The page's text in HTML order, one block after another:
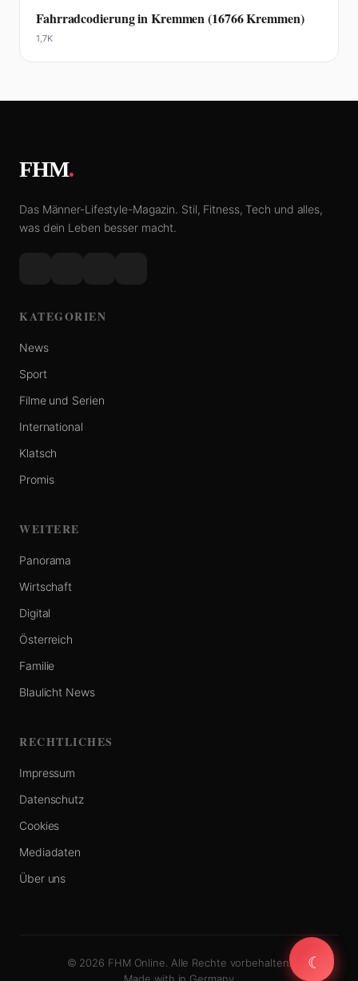
Fahrradcodierung in Kremmen (16766 Kremmen)
1,7K
FHM.
Das Männer-Lifestyle-Magazin. Stil, Fitness, Tech und alles,
was dein Leben besser macht.
KATEGORIEN
News
Sport
Filme und Serien
International
Klatsch
Promis
WEITERE
Panorama
Wirtschaft
Digital
Österreich
Familie
Blaulicht News
RECHTLICHES
Impressum
Datenschutz
Cookies
Mediadaten
Über uns
© 2026 FHM Online. Alle Rechte vorbehalten.
Made with in Germany
☾
☾